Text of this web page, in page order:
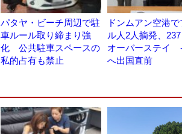
パタヤ・ビーチ周辺で駐
車ルール取り締まり強
化 公共駐車スペースの
私的占有も禁止
ドンムアン空港
ル人2人摘発、
オーバーステイ
へ出国直前